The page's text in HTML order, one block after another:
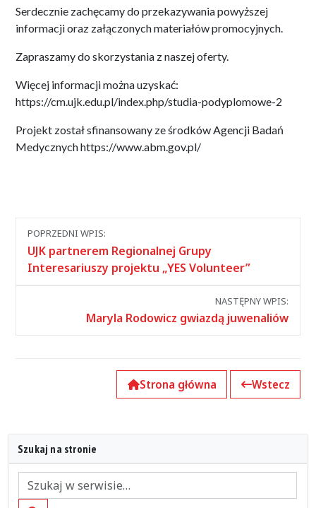
Serdecznie zachęcamy do przekazywania powyższej
informacji oraz załączonych materiałów promocyjnych.
Zapraszamy do skorzystania z naszej oferty.
Więcej informacji można uzyskać:
https://cm.ujk.edu.pl/index.php/studia-podyplomowe-2
Projekt został sfinansowany ze środków Agencji Badań
Medycznych https://www.abm.gov.pl/
Nawigacja
między
wpisami
POPRZEDNI WPIS:
UJK partnerem Regionalnej Grupy
Interesariuszy projektu „YES Volunteer”
NASTĘPNY WPIS:
Maryla Rodowicz gwiazdą juwenaliów
Strona główna Wstecz
Szukaj na stronie